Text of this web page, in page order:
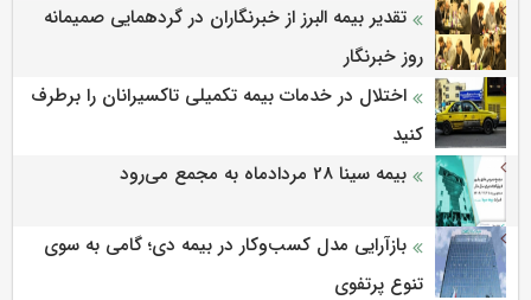
تقدیر بیمه البرز از خبرنگاران در گردهمایی صمیمانه
روز خبرنگار
اختلال در خدمات بیمه تکمیلی تاکسیرانان را برطرف
کنید
بیمه سینا 28 مردادماه به مجمع می‌رود
بازآرایی مدل کسب‌وکار در بیمه دی؛ گامی به سوی
تنوع پرتفوی